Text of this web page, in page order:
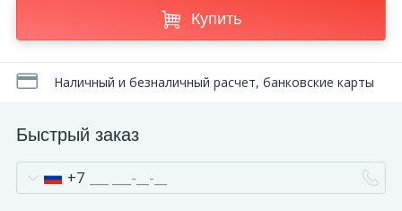
Купить
Наличный и безналичный расчет, банковские карты
Быстрый заказ
+7